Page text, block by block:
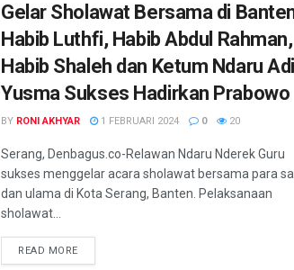
Gelar Sholawat Bersama di
Habib Luthfi, Habib Abdul Rahman,
Habib Shaleh dan Ketum Ndaru
Yusma Sukses Hadirkan Prabowo
BY RONI AKHYAR 1 FEBRUARI 2024 0 20
Serang, Denbagus.co-Relawan Ndaru Nderek Guru
sukses menggelar acara sholawat bersama para
dan ulama di Kota Serang, Banten. Pelaksanaan
sholawat...
READ MORE